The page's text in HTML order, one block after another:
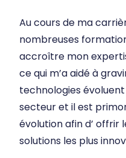
Au cours de ma
nombreuses
accroître mon
ce qui m’a aidé à
technologies
secteur et il est
évolution afin d’ offrir
solutions les plus